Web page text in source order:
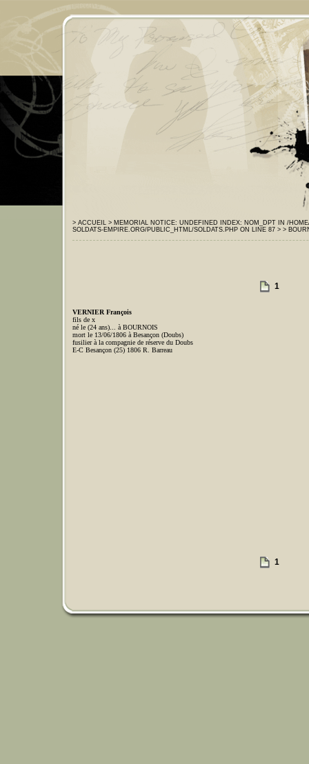
> ACCUEIL > MEMORIAL NOTICE: UNDEFINED INDEX: NOM_DPT IN /
SOLDATS-EMPIRE.ORG/PUBLIC_HTML/SOLDATS.PHP ON LINE 87 > >
1
VERNIER François
fils de x
né le (24 ans)... à BOURNOIS
mort le 13/06/1806 à Besançon (Doubs)
fusilier à la compagnie de réserve du Doubs
E-C Besançon (25) 1806 R. Barreau
1